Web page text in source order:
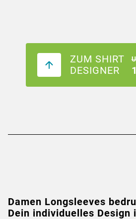
ZUM SHIRT
DESIGNER
Damen Longsleeves
Dein individuelles Design